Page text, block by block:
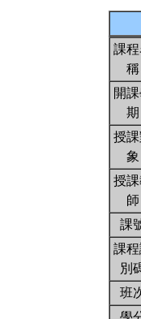
課程
稱
開
期
授
象
授
師
課
課
別
班